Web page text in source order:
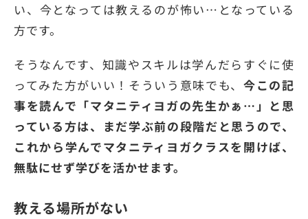
い、今となっては教えるのが怖い…となっている
方です。
そうなんです、知識やスキルは学んだらすぐに使
ってみた方がいい！そういう意味でも、 今この記
事を読んで「マタニティヨガの先生かぁ…」と思
っている方は、まだ学ぶ前の段階だと思うので、
これから学んでマタニティヨガクラスを開けば、
無駄にせず学びを活かせます。
教える場所がない